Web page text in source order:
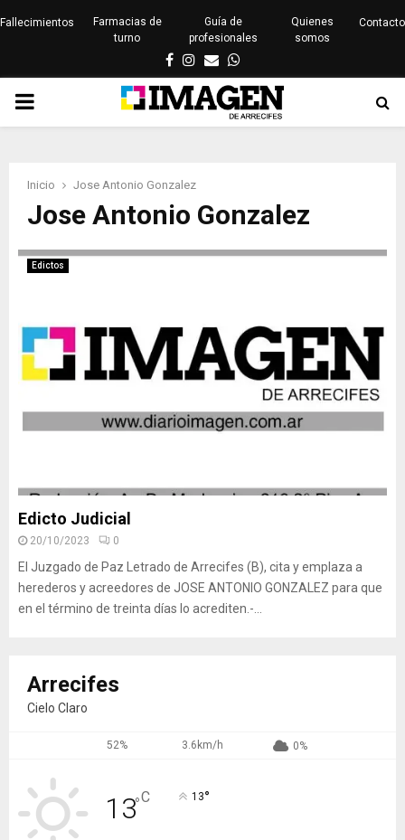
Fallecimientos
Farmacias de
turno
Guía de
profesionales
Quienes
somos
Contacto
Facebook
Instagram
EmailWhatsapp
PRIMARY
Inicio Jose Antonio Gonzalez
Jose Antonio Gonzalez
Edictos
Edicto Judicial
20/10/2023 0
El Juzgado de Paz Letrado de Arrecifes (B), cita y emplaza a
herederos y acreedores de JOSE ANTONIO GONZALEZ para que
en el término de treinta días lo acrediten.-...
Arrecifes
Cielo Claro
52% 3.6km/h 0%
13°C 13°